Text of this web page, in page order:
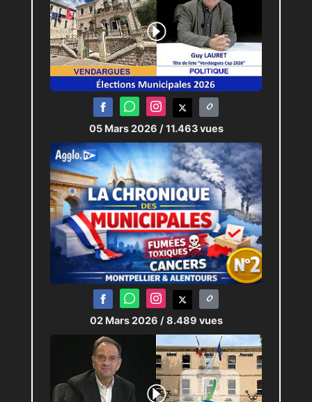
05 Mars 2026 / 11.463 vues
02 Mars 2026 / 8.489 vues